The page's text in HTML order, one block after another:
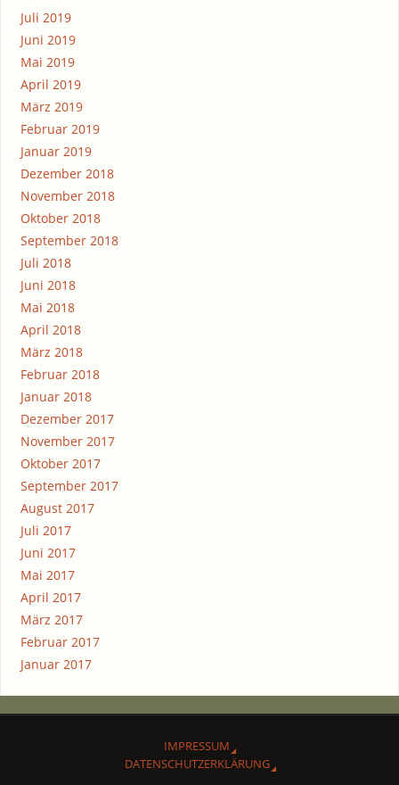
Juli 2019
Juni 2019
Mai 2019
April 2019
März 2019
Februar 2019
Januar 2019
Dezember 2018
November 2018
Oktober 2018
September 2018
Juli 2018
Juni 2018
Mai 2018
April 2018
März 2018
Februar 2018
Januar 2018
Dezember 2017
November 2017
Oktober 2017
September 2017
August 2017
Juli 2017
Juni 2017
Mai 2017
April 2017
März 2017
Februar 2017
Januar 2017
IMPRES­SUM
DATEN­SCHUTZ­ER­KLÄ­RUNG